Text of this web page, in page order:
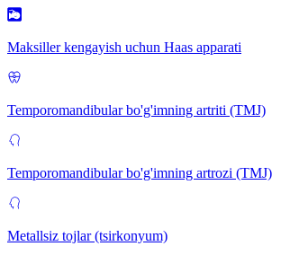
Maksiller kengayish uchun Haas apparati
Temporomandibular bo'g'imning artriti (TMJ)
Temporomandibular bo'g'imning artrozi (TMJ)
Metallsiz tojlar (tsirkonyum)